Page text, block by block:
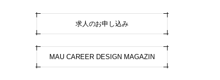
求人のお申し込み
MAU CAREER DESIGN MAGAZIN